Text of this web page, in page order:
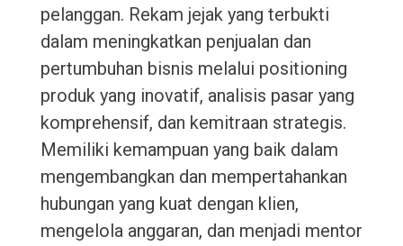
pelanggan. Rekam jejak yang terbukti
dalam meningkatkan penjualan dan
pertumbuhan bisnis melalui positioning
produk yang inovatif, analisis pasar yang
komprehensif, dan kemitraan strategis.
Memiliki kemampuan yang baik dalam
mengembangkan dan mempertahankan
hubungan yang kuat dengan klien,
mengelola anggaran, dan menjadi mentor